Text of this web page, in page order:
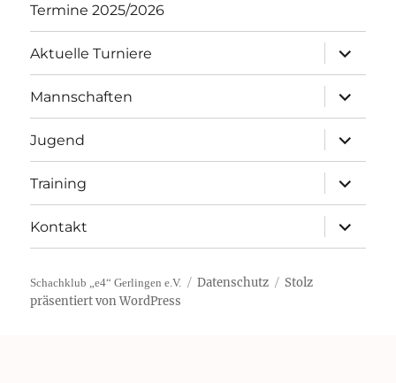
Termine 2025/2026
Aktuelle Turniere
öffnen
Mannschaften
öffnen
Jugend
öffnen
Training
öffnen
Kontakt
öffnen
Schachklub „e4“ Gerlingen e.V. Datenschutz
Stolz
präsentiert von WordPress